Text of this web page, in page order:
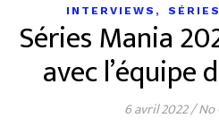
INTERVIEWS , SÉRIES
Séries Mania
avec l’équipe
6 avril 2022/No